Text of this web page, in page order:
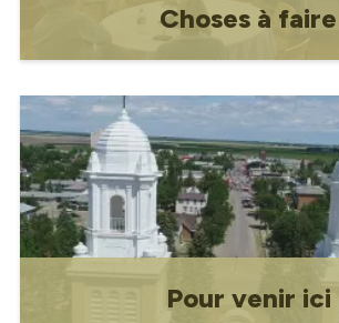
Choses à faire
Pour venir ici